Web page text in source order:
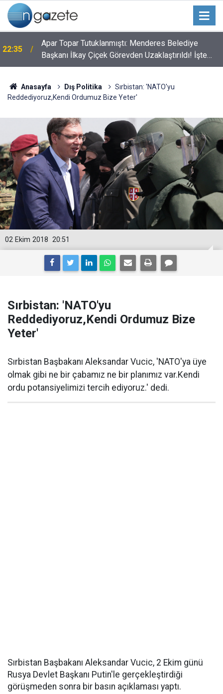
22:35
Apar Topar Tutuklanmıştı: Menderes Belediye
Başkanı İlkay Çiçek Görevden Uzaklaştırıldı! İşte
Alınan Kararın Perde Arkası
Anasayfa Dış Politika
Sırbistan: 'NATO'yu
Reddediyoruz,Kendi Ordumuz Bize Yeter'
20:51
02 Ekim 2018
Sırbistan: 'NATO'yu
Reddediyoruz,Kendi Ordumuz Bize
Yeter'
Sırbistan Başbakanı Aleksandar Vucic, 'NATO'ya üye
olmak gibi ne bir çabamız ne bir planımız var.Kendi
ordu potansiyelimizi tercih ediyoruz.' dedi.
Sırbistan Başbakanı Aleksandar Vucic, 2 Ekim günü
Rusya Devlet Başkanı Putin'le gerçekleştirdiği
görüşmeden sonra bir basın açıklaması yaptı.